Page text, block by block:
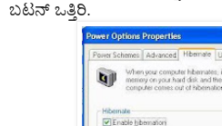
ಬಟನ್ ಒತ್ತಿರಿ.